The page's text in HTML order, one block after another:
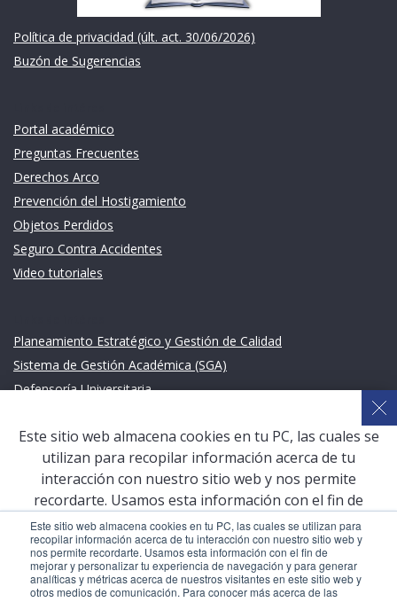
Este sitio web almacena cookies en tu PC, las cuales se utilizan para
recopilar información acerca de tu interacción con nuestro sitio web y
nos permite recordarte. Usamos esta información con el fin de
mejorar y personalizar tu experiencia de navegación y para generar
analíticas y métricas acerca de nuestros visitantes en este sitio web y
otros medios de comunicación. Para conocer más acerca de las
Política de privacidad (últ. act. 30/06/2026)
Buzón de Sugerencias
Portal académico
Preguntas Frecuentes
Derechos Arco
Prevención del Hostigamiento
Objetos Perdidos
Seguro Contra Accidentes
Video tutoriales
Planeamiento Estratégico y Gestión de Calidad
Sistema de Gestión Académica (SGA)
Defensoría Universitaria
San Pablo Mail
Aula Virtual Pregrado
Aula Virtual Postgrado
COPYRIGHT © 2026 Universidad Católica San Pablo – RUC:
20327998413
Este sitio web almacena cookies en tu PC, las cuales se
utilizan para recopilar información acerca de tu
interacción con nuestro sitio web y nos permite
recordarte. Usamos esta información con el fin de
mejorar y personalizar tu experiencia de navegación y
para generar analíticas y métricas acerca de nuestros
visitantes en este sitio web y otros medios de
comunicación. Para conocer más acerca de las cookies,